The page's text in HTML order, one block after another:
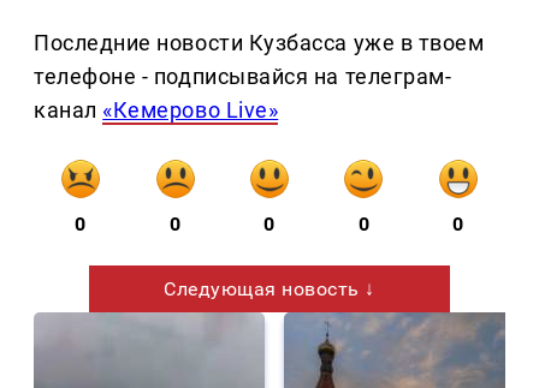
Последние новости Кузбасса уже в твоем
телефоне - подписывайся на телеграм-
канал «Кемерово Live»
0 0 0 0 0
Следующая новость ↓